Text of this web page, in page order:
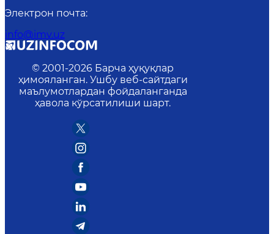
Электрон почта:
info@imv.uz
© 2001-2026 Барча ҳуқуқлар
ҳимояланган. Ушбу веб-сайтдаги
маълумотлардан фойдаланганда
ҳавола кўрсатилиши шарт.